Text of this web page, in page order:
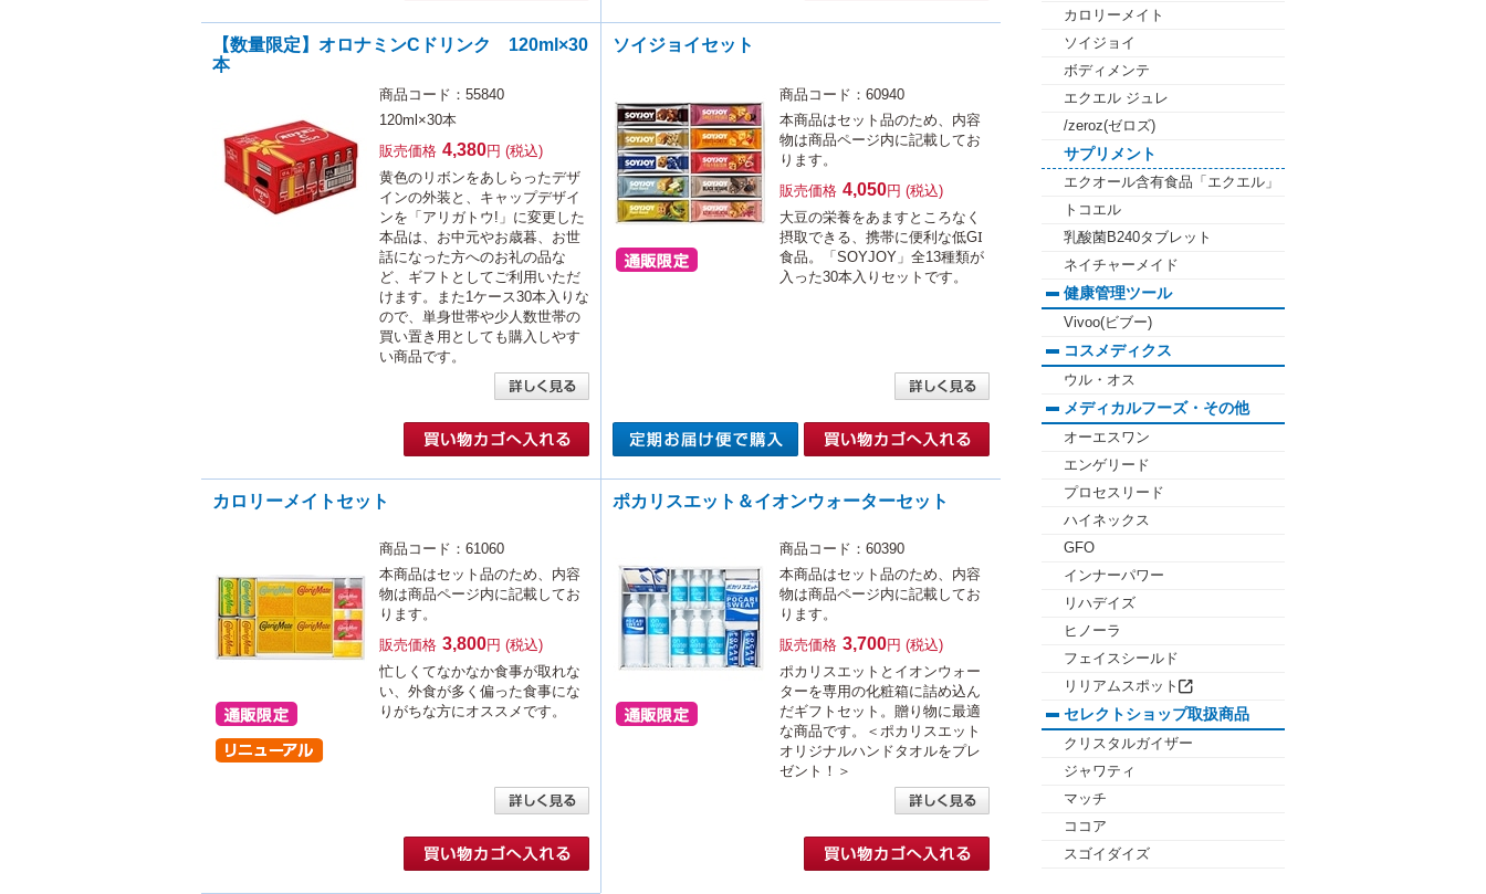
【数量限定】オロナミンCドリンク 120ml×30
本
商品コード：55840
120ml×30本
販売価格 4,380円 (税込)
黄色のリボンをあしらったデザ
インの外装と、キャップデザイ
ンを「アリガトウ!」に変更した
本品は、お中元やお歳暮、お世
話になった方へのお礼の品な
ど、ギフトとしてご利用いただ
けます。また1ケース30本入りな
ので、単身世帯や少人数世帯の
買い置き用としても購入しやす
い商品です。
ソイジョイセット
商品コード：60940
本商品はセット品のため、内容
物は商品ページ内に記載してお
ります。
販売価格 4,050円 (税込)
大豆の栄養をあますところなく
摂取できる、携帯に便利な低GI
食品。「SOYJOY」全13種類が
入った30本入りセットです。
カロリーメイトセット
商品コード：61060
本商品はセット品のため、内容
物は商品ページ内に記載してお
ります。
販売価格 3,800円 (税込)
忙しくてなかなか食事が取れな
い、外食が多く偏った食事にな
りがちな方にオススメです。
ポカリスエット＆イオンウォーターセット
商品コード：60390
本商品はセット品のため、内容
物は商品ページ内に記載してお
ります。
販売価格 3,700円 (税込)
ポカリスエットとイオンウォー
ターを専用の化粧箱に詰め込ん
だギフトセット。贈り物に最適
な商品です。＜ポカリスエット
オリジナルハンドタオルをプレ
ゼント！＞
カロリーメイト
ソイジョイ
ボディメンテ
エクエル ジュレ
/zeroz(ゼロズ)
サプリメント
エクオール含有食品「エクエル」
トコエル
乳酸菌B240タブレット
ネイチャーメイド
健康管理ツール
Vivoo(ビブー)
コスメディクス
ウル・オス
メディカルフーズ・その他
オーエスワン
エンゲリード
プロセスリード
ハイネックス
GFO
インナーパワー
リハデイズ
ヒノーラ
フェイスシールド
リリアムスポット
セレクトショップ取扱商品
クリスタルガイザー
ジャワティ
マッチ
ココア
スゴイダイズ